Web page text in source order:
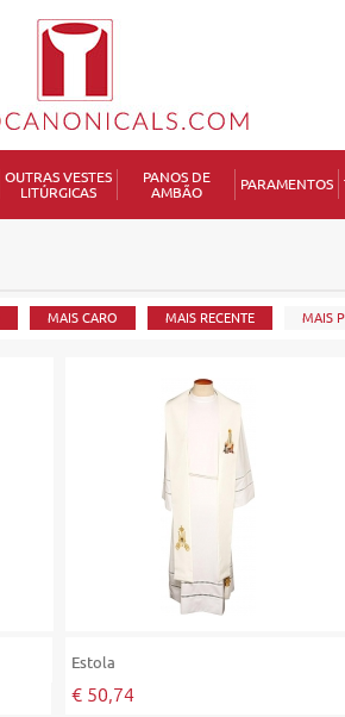
OUTRAS VESTES
LITÚRGICAS
PANOS DE
AMBÃO
PARAMENTOS
MAIS CARO MAIS RECENTE MAIS
Estola
€ 50,74